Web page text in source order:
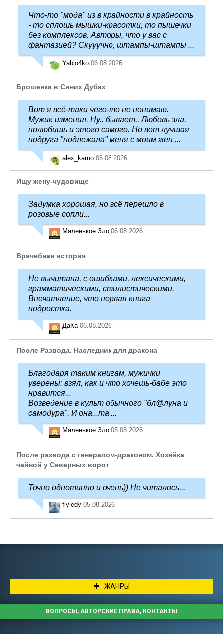
Что-то "мода" из в крайности в крайность
- то сплошь мышки-красотки, то пышечки
без комплексов. Авторы, что у вас с
фантазией? Скууучно, штампы-штампы ...
Yablo4ko 06.08.2026
Брошенка в Синих Дубах
Вот я всё-таки чего-то не понимаю.
Мужик изменил. Ну.. бывает.. Любовь зла,
полюбишь и этого самого. Но вот лучшая
подруга "подлежала" меня с моим жен ...
alex_karno 06.08.2026
Ищу жену-чудовище
Задумка хорошая, но всё перешло в
розовые сопли...
Маленькое Зло 06.08.2026
Врачебная история
Не вычитана, с ошибками, лексическими,
грамматическими, стилистическими.
Впечатление, что первая книга
подростка.
ДаКа 06.08.2026
После Развода. Наследник для дракона
Благодаря таким книгам, мужички
уверены: взял, как и что хочешь-бабе это
нравится...
Возведение в культ обычного "бл@луна и
самодура". И она...та ...
Маленькое Зло 05.08.2026
После развода с генералом-драконом. Хозяйка
чайной у Северных ворот
Точно однотипно и очень)) Не читалось...
flyledy 05.08.2026
ЖАНРЫ
ВОПРОСЫ, АВТОРСКИЕ ПРАВА, КОНТАКТЫ